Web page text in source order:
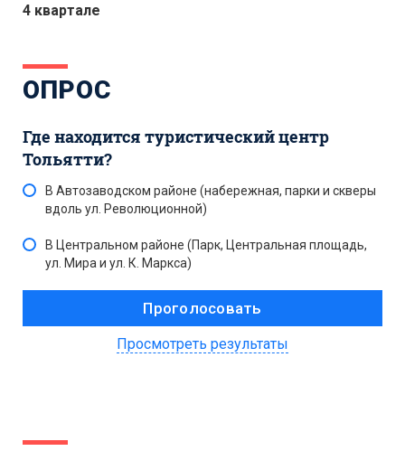
4 квартале
ОПРОС
Где находится туристический центр
Тольятти?
В Автозаводском районе (набережная, парки и скверы
вдоль ул. Революционной)
В Центральном районе (Парк, Центральная площадь,
ул. Мира и ул. К. Маркса)
Просмотреть результаты